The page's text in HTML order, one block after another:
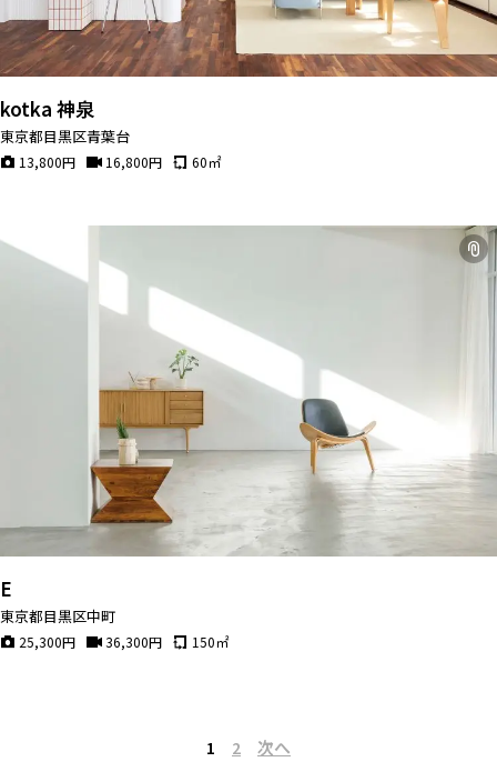
kotka 神泉
東京都目黒区青葉台
13,800円 16,800円 60㎡
E
東京都目黒区中町
25,300円 36,300円 150㎡
1 2 次へ